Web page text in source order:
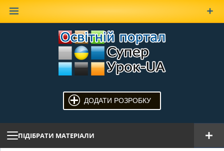
ДОДАТИ РОЗРОБКУ
ПІДІБРАТИ МАТЕРІАЛИ